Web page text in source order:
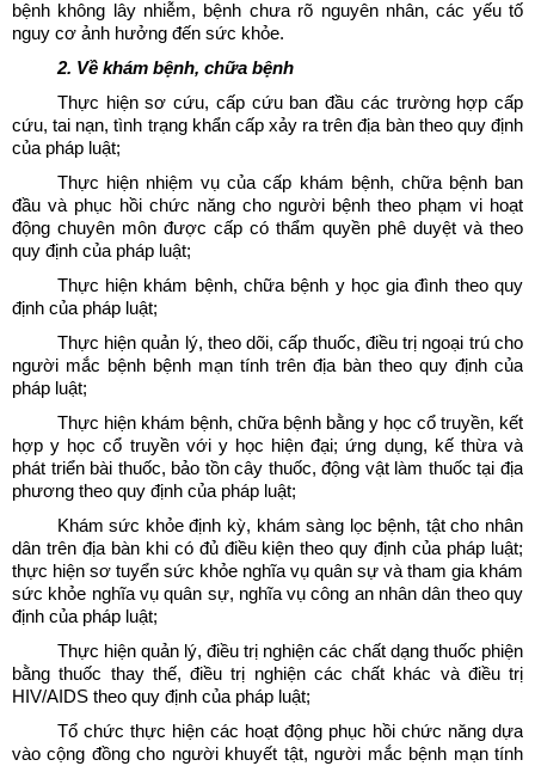
bệnh không lây nhiễm, bệnh chưa rõ nguyên nhân, các yếu tố
nguy cơ ảnh hưởng đến sức khỏe.
2. Về khám bệnh, chữa bệnh
Thực hiện sơ cứu, cấp cứu ban đầu các trường hợp cấp
cứu, tai nạn, tình trạng khẩn cấp xảy ra trên địa bàn theo quy định
của pháp luật;
Thực hiện nhiệm vụ của cấp khám bệnh, chữa bệnh ban
đầu và phục hồi chức năng cho người bệnh theo phạm vi hoạt
động chuyên môn được cấp có thẩm quyền phê duyệt và theo
quy định của pháp luật;
Thực hiện khám bệnh, chữa bệnh y học gia đình theo quy
định của pháp luật;
Thực hiện quản lý, theo dõi, cấp thuốc, điều trị ngoại trú cho
người mắc bệnh bệnh mạn tính trên địa bàn theo quy định của
pháp luật;
Thực hiện khám bệnh, chữa bệnh bằng y học cổ truyền, kết
hợp y học cổ truyền với y học hiện đại; ứng dụng, kế thừa và
phát triển bài thuốc, bảo tồn cây thuốc, động vật làm thuốc tại địa
phương theo quy định của pháp luật;
Khám sức khỏe định kỳ, khám sàng lọc bệnh, tật cho nhân
dân trên địa bàn khi có đủ điều kiện theo quy định của pháp luật;
thực hiện sơ tuyển sức khỏe nghĩa vụ quân sự và tham gia khám
sức khỏe nghĩa vụ quân sự, nghĩa vụ công an nhân dân theo quy
định của pháp luật;
Thực hiện quản lý, điều trị nghiện các chất dạng thuốc phiện
bằng thuốc thay thế, điều trị nghiện các chất khác và điều trị
HIV/AIDS theo quy định của pháp luật;
Tổ chức thực hiện các hoạt động phục hồi chức năng dựa
vào cộng đồng cho người khuyết tật, người mắc bệnh mạn tính